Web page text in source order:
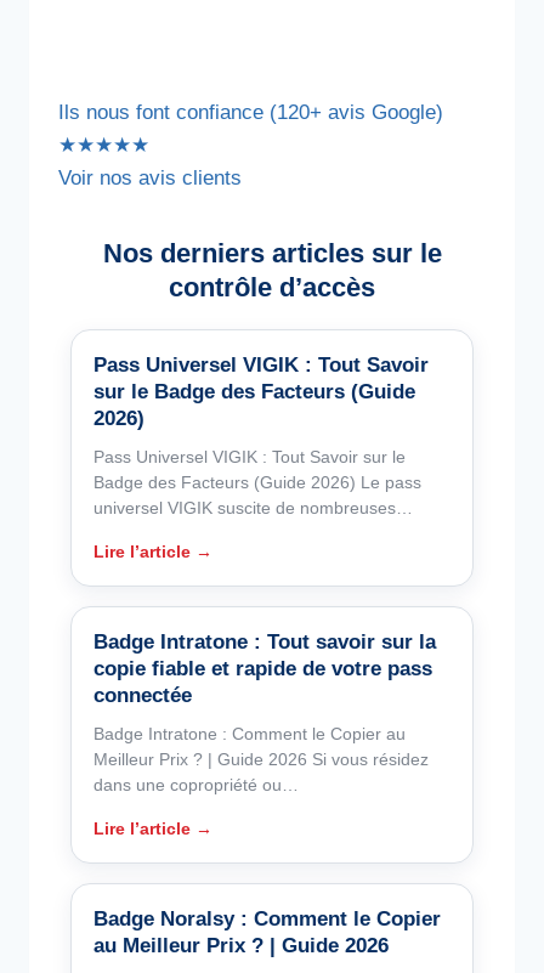
Ils nous font confiance (120+ avis Google)
★★★★★
Voir nos avis clients
Nos derniers articles sur le
contrôle d’accès
Pass Universel VIGIK : Tout Savoir
sur le Badge des Facteurs (Guide
2026)
Pass Universel VIGIK : Tout Savoir sur le
Badge des Facteurs (Guide 2026) Le pass
universel VIGIK suscite de nombreuses…
Lire l’article →
Badge Intratone : Tout savoir sur la
copie fiable et rapide de votre pass
connectée
Badge Intratone : Comment le Copier au
Meilleur Prix ? | Guide 2026 Si vous résidez
dans une copropriété ou…
Lire l’article →
Badge Noralsy : Comment le Copier
au Meilleur Prix ? | Guide 2026